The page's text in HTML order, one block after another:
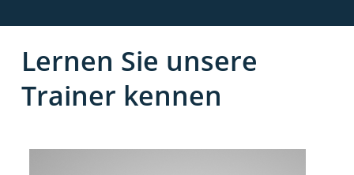
Lernen Sie unsere
Trainer kennen